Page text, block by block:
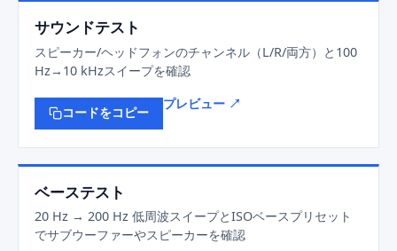
サウンドテスト
スピーカー/ヘッドフォンのチャンネル（L/R/両方）と100
Hz→10 kHzスイープを確認
コードをコピー
プレビュー ↗
ベーステスト
20 Hz → 200 Hz 低周波スイープとISOベースプリセット
でサブウーファーやスピーカーを確認